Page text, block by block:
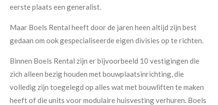
eerste plaats een generalist.
Maar Boels Rental heeft door de jaren heen altijd zijn best
gedaan om ook gespecialiseerde eigen divisies op te richten.
Binnen Boels Rental zijn er bijvoorbeeld 10 vestigingen die
zich alleen bezig houden met bouwplaatsinrichting, die
volledig zijn toegelegd op alles wat met bouwliften te maken
heeft of die units voor modulaire huisvesting verhuren. Boels